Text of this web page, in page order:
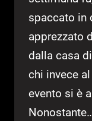
spaccato in
apprezzato
dalla casa
chi invece
evento si è